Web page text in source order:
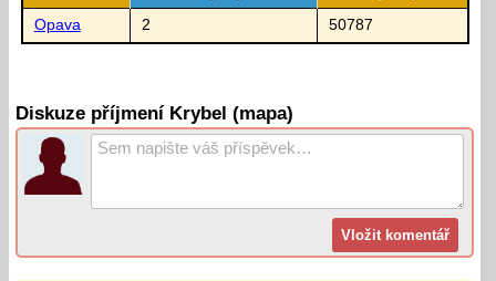
Opava 2 50787
Diskuze příjmení Krybel (mapa)